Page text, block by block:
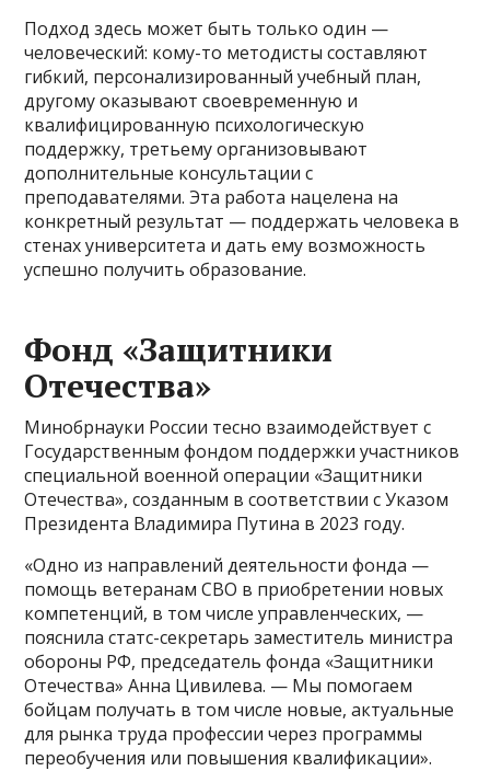
Подход здесь может быть только один —
человеческий: кому-то методисты составляют
гибкий, персонализированный учебный план,
другому оказывают своевременную и
квалифицированную психологическую
поддержку, третьему организовывают
дополнительные консультации с
преподавателями. Эта работа нацелена на
конкретный результат — поддержать человека в
стенах университета и дать ему возможность
успешно получить образование.
Фонд «Защитники
Отечества»
Минобрнауки России тесно взаимодействует с
Государственным фондом поддержки участников
специальной военной операции «Защитники
Отечества», созданным в соответствии с Указом
Президента Владимира Путина в 2023 году.
«Одно из направлений деятельности фонда —
помощь ветеранам СВО в приобретении новых
компетенций, в том числе управленческих, —
пояснила статс-секретарь заместитель министра
обороны РФ, председатель фонда «Защитники
Отечества» Анна Цивилева. — Мы помогаем
бойцам получать в том числе новые, актуальные
для рынка труда профессии через программы
переобучения или повышения квалификации».